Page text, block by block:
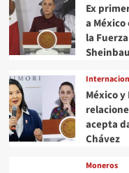
Ex
a
la
México
acepta
Chávez
Moneros